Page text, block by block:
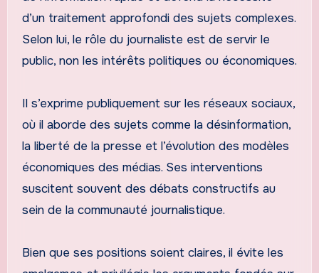
d’un traitement approfondi des sujets complexes.
Selon lui, le rôle du journaliste est de servir le
public, non les intérêts politiques ou économiques.
Il s’exprime publiquement sur les réseaux sociaux,
où il aborde des sujets comme la désinformation,
la liberté de la presse et l’évolution des modèles
économiques des médias. Ses interventions
suscitent souvent des débats constructifs au
sein de la communauté journalistique.
Bien que ses positions soient claires, il évite les